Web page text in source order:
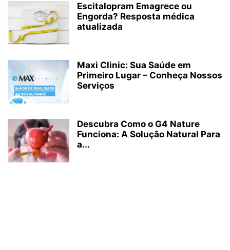
Escitalopram Emagrece ou
Engorda? Resposta médica
atualizada
Maxi Clinic: Sua Saúde em
Primeiro Lugar – Conheça Nossos
Serviços
Descubra Como o G4 Nature
Funciona: A Solução Natural Para
a...